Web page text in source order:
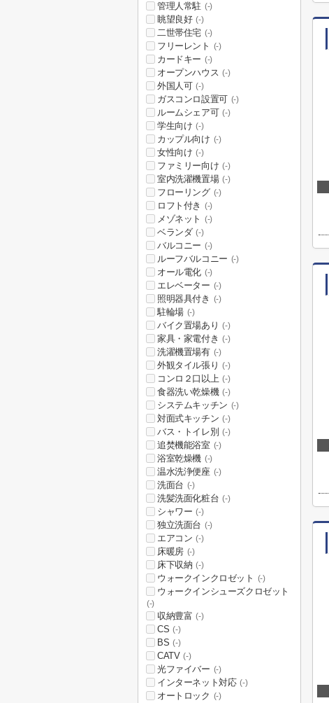
管理人常駐 (-)
眺望良好 (-)
二世帯住宅 (-)
フリーレント (-)
カードキー (-)
オープンハウス (-)
外国人可 (-)
ガスコンロ設置可 (-)
ルームシェア可 (-)
学生向け (-)
カップル向け (-)
女性向け (-)
ファミリー向け (-)
室内洗濯機置場 (-)
フローリング (-)
ロフト付き (-)
メゾネット (-)
ベランダ (-)
バルコニー (-)
ルーフバルコニー (-)
オール電化 (-)
エレベーター (-)
照明器具付き (-)
駐輪場 (-)
バイク置場あり (-)
家具・家電付き (-)
洗濯機置場有 (-)
外観タイル張り (-)
コンロ２口以上 (-)
食器洗い乾燥機 (-)
システムキッチン (-)
対面式キッチン (-)
バス・トイレ別 (-)
追焚機能浴室 (-)
浴室乾燥機 (-)
温水洗浄便座 (-)
洗面台 (-)
洗髪洗面化粧台 (-)
シャワー (-)
独立洗面台 (-)
エアコン (-)
床暖房 (-)
床下収納 (-)
ウォークインクロゼット (-)
ウォークインシューズクロゼット
(-)
収納豊富 (-)
CS (-)
BS (-)
CATV (-)
光ファイバー (-)
インターネット対応 (-)
オートロック (-)